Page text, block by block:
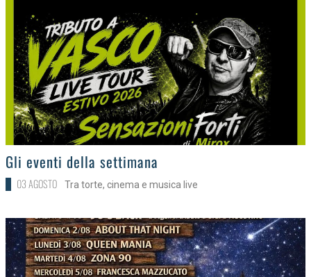
>
Gli eventi della settimana
03 AGOSTO Tra torte, cinema e musica live